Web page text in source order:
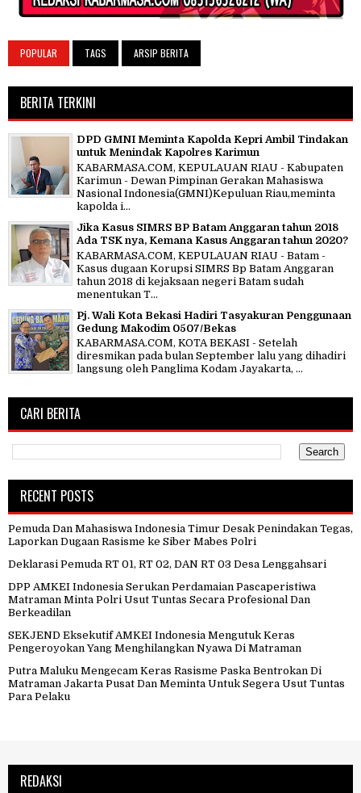
POPULAR TAGS ARSIP BERITA
BERITA TERKINI
DPD GMNI Meminta Kapolda Kepri Ambil Tindakan
untuk Menindak Kapolres Karimun
KABARMASA.COM, KEPULAUAN RIAU - Kabupaten
Karimun - Dewan Pimpinan Gerakan Mahasiswa
Nasional Indonesia(GMNI)Kepuluan Riau,meminta
kapolda i...
Jika Kasus SIMRS BP Batam Anggaran tahun 2018
Ada TSK nya, Kemana Kasus Anggaran tahun 2020?
KABARMASA.COM, KEPULAUAN RIAU - Batam -
Kasus dugaan Korupsi SIMRS Bp Batam Anggaran
tahun 2018 di kejaksaan negeri Batam sudah
menentukan T...
Pj. Wali Kota Bekasi Hadiri Tasyakuran Penggunaan
Gedung Makodim 0507/Bekas
KABARMASA.COM, KOTA BEKASI - Setelah
diresmikan pada bulan September lalu yang dihadiri
langsung oleh Panglima Kodam Jayakarta, ...
CARI BERITA
RECENT POSTS
Pemuda Dan Mahasiswa Indonesia Timur Desak Penindakan Tegas,
Laporkan Dugaan Rasisme ke Siber Mabes Polri
Deklarasi Pemuda RT 01, RT 02, DAN RT 03 Desa Lenggahsari
DPP AMKEI Indonesia Serukan Perdamaian Pascaperistiwa
Matraman Minta Polri Usut Tuntas Secara Profesional Dan
Berkeadilan
SEKJEND Eksekutif AMKEI Indonesia Mengutuk Keras
Pengeroyokan Yang Menghilangkan Nyawa Di Matraman
Putra Maluku Mengecam Keras Rasisme Paska Bentrokan Di
Matraman Jakarta Pusat Dan Meminta Untuk Segera Usut Tuntas
Para Pelaku
REDAKSI